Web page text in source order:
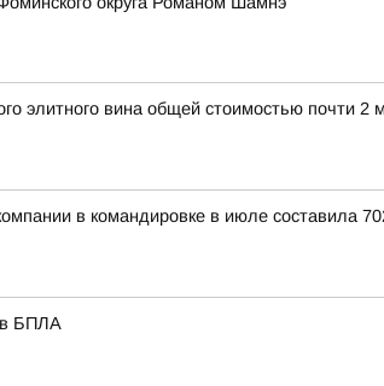
элитного вина общей стоимостью почти
в командировке в июле составила
БПЛА